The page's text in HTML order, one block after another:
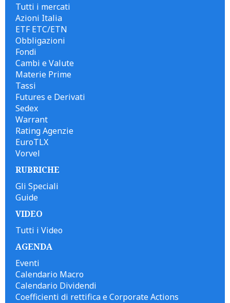
Tutti i mercati
Azioni Italia
ETF ETC/ETN
Obbligazioni
Fondi
Cambi e Valute
Materie Prime
Tassi
Futures e Derivati
Sedex
Warrant
Rating Agenzie
EuroTLX
Vorvel
RUBRICHE
Gli Speciali
Guide
VIDEO
Tutti i Video
AGENDA
Eventi
Calendario Macro
Calendario Dividendi
Coefficienti di rettifica e Corporate Actions